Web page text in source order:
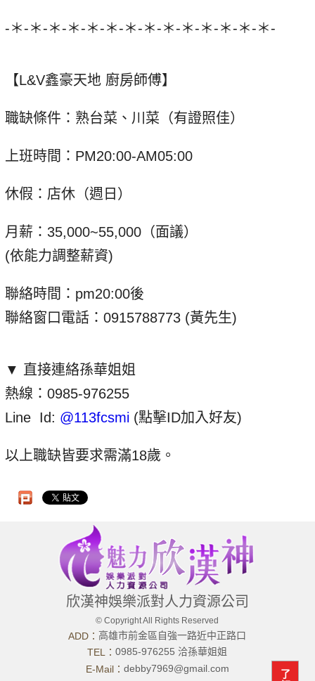
-＊-＊-＊-＊-＊-＊-＊-＊-＊-＊-＊-＊-＊-＊-
【L&V鑫豪天地 廚房師傅】
職缺條件：熟台菜、川菜（有證照佳）
上班時間：PM20:00-AM05:00
休假：店休（週日）
月薪：35,000~55,000（面議）
(依能力調整薪資)
聯絡時間：pm20:00後
聯絡窗口電話：0915788773 (黃先生)
▼ 直接連絡孫華姐姐
熱線：0985-976255
Line Id: @113fcsmi(點擊ID加入好友)
以上職缺皆要求需滿18歲。
了
欣漢神娛樂派對人力資源公司
© Copyright All Rights Reserved
ADD：高雄市前金區自強一路近中正路口
TEL：0985-976255 洽孫華姐姐
E-Mail： debby7969@gmail.com